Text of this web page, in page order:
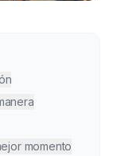
momento